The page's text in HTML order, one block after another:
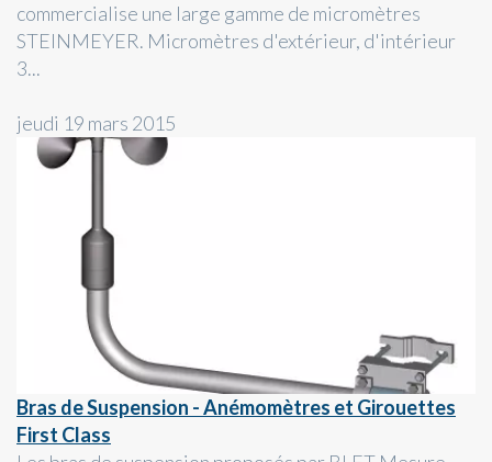
commercialise une large gamme de micromètres
STEINMEYER. Micromètres d'extérieur, d'intérieur
3...
jeudi 19 mars 2015
Bras de Suspension - Anémomètres et Girouettes
First Class